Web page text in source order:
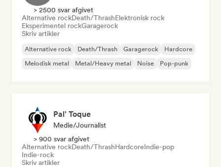
> 2500 svar afgivet
Alternative rockDeath/ThrashElektronisk rock
Eksperimentel rockGaragerock
Skriv artikler
Alternative rock Death/Thrash Garagerock
Hardcore
Melodisk metal
Metal/Heavy metal Noise Pop-punk
Pal' Toque
Medie/journalist
> 900 svar afgivet
Alternative rockDeath/ThrashHardcoreIndie-pop
Indie-rock
Skriv artikler